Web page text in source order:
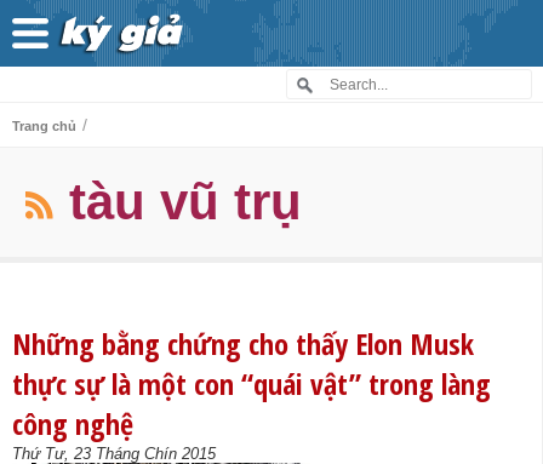
Trang chủ /
tàu vũ trụ
Những bằng chứng cho thấy Elon Musk
thực sự là một con “quái vật” trong làng
công nghệ
Thứ Tư, 23 Tháng Chín 2015